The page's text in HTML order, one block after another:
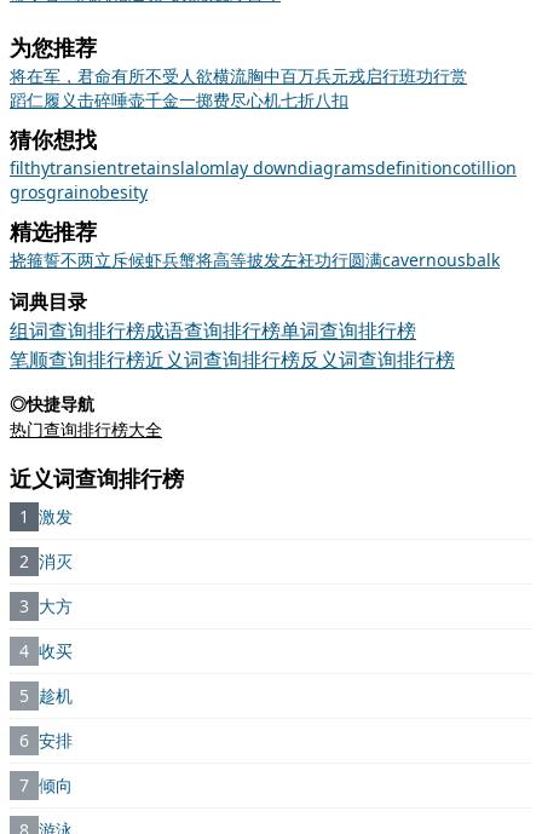
为您推荐
将在军，君命有所不受人欲横流胸中百万兵元戎启行班功行赏
蹈仁履义击碎唾壶千金一掷费尽心机七折八扣
猜你想找
filthytransientretainslalomlay downdiagramsdefinitioncotillion
grosgrainobesity
精选推荐
挠箍誓不两立斥候虾兵蟹将高等披发左衽功行圆满cavernousbalk
词典目录
组词查询排行榜成语查询排行榜单词查询排行榜
笔顺查询排行榜近义词查询排行榜反义词查询排行榜
◎快捷导航
热门查询排行榜大全
近义词查询排行榜
1 激发
2 消灭
3 大方
4 收买
5 趁机
6 安排
7 倾向